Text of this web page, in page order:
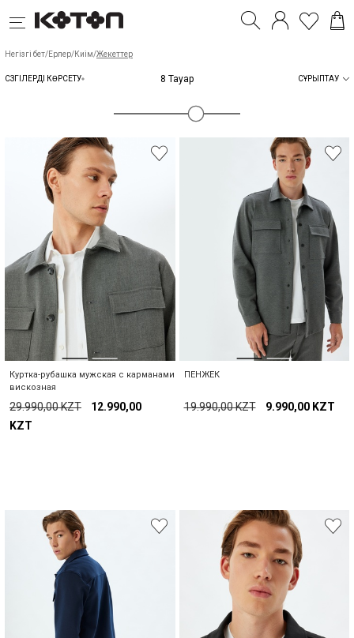
Негізгі бет/Ерлер/Киім/Жекеттер
СҮЗГІЛЕРДІ КӨРСЕТУ 8 Тауар СҰРЫПТАУ
Куртка-рубашка мужская с карманами
вискозная
29.990,00 KZT
12.990,00
KZT
ПЕНЖЕК
19.990,00 KZT 9.990,00 KZT